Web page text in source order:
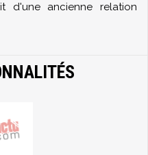
d'une ancienne relation